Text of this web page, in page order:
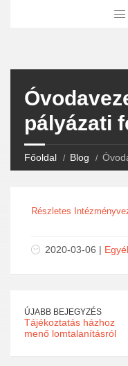
pályázati
Főoldal Blog
Részletes
2020-03-06 |
ÚJABB BEJEGYZÉS
Tájékoztatás házhoz
menő lomtalanításról